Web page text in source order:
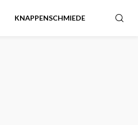
KNAPPENSCHMIEDE